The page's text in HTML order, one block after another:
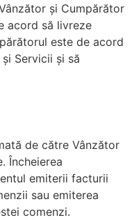
şi Cumpărător
acord să livreze
este de acord
Servicii şi să
de către Vânzător
Încheierea
emiterii facturii
sau emiterea
comenzi.